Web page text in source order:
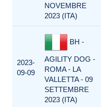
NOVEMBRE
2023 (ITA)
2023-
09-09
BH -
AGILITY DOG -
ROMA - LA
VALLETTA - 09
SETTEMBRE
2023 (ITA)